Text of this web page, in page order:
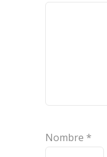
Nombre *